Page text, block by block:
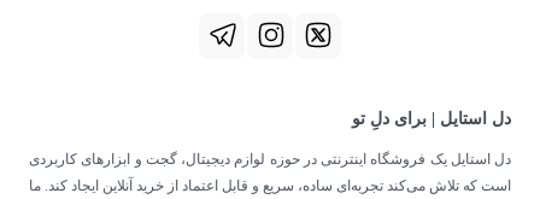
دل استایل | برای دلِ تو
دل استایل یک فروشگاه اینترنتی در حوزه لوازم دیجیتال، گجت و ابزارهای کاربردی
است که تلاش می‌کند تجربه‌ای ساده، سریع و قابل اعتماد از خرید آنلاین ایجاد کند. ما